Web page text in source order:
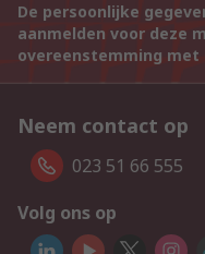
De persoonlijke
aanmelden voor deze
overeenstemming met
Neem contact op
023 51 66 555
Volg ons op